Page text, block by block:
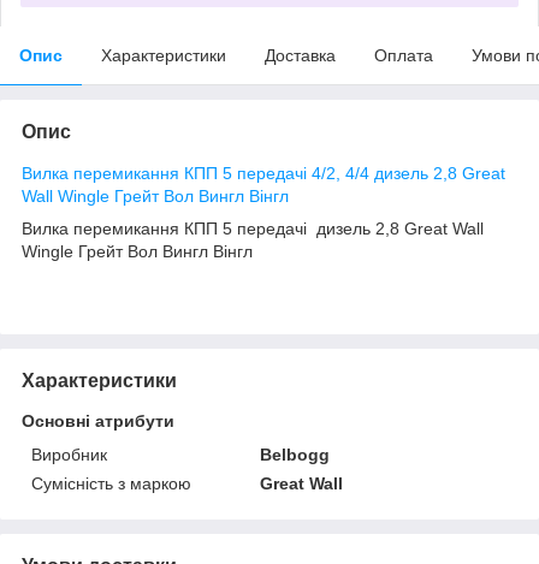
Опис Характеристики Доставка Оплата Умови
Опис
Вилка перемикання КПП 5 передачі 4/2, 4/4 дизель 2,8 Great
Wall Wingle Грейт Вол Вингл Вінгл
Вилка перемикання КПП 5 передачі дизель 2,8 Great Wall
Wingle Грейт Вол Вингл Вінгл
Характеристики
Основні атрибути
Виробник
Belbogg
Сумісність з маркою
Great Wall